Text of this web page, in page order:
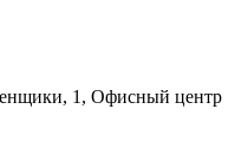
1, Офисный центр